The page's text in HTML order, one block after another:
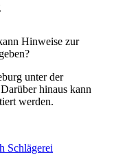
Hinweise zur
unter der
hinaus kann
werden.
Schlägerei